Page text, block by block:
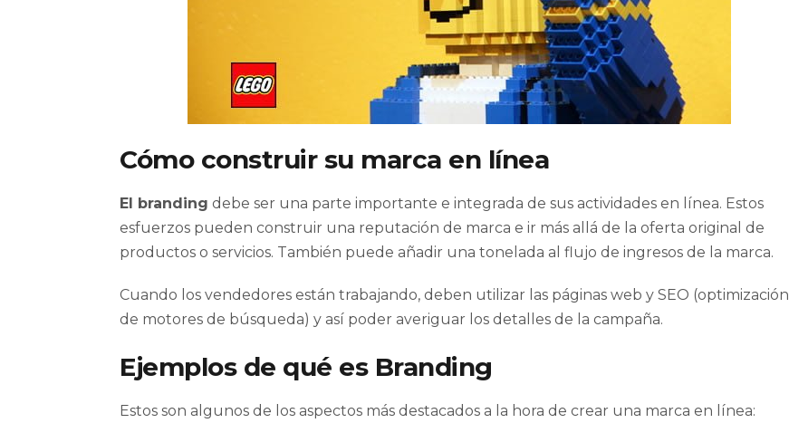
Cómo construir su marca en línea
El branding debe ser una parte importante e integrada de sus actividades en línea. Estos
esfuerzos pueden construir una reputación de marca e ir más allá de la oferta original de
productos o servicios. También puede añadir una tonelada al flujo de ingresos de la marca.
Cuando los vendedores están trabajando, deben utilizar las páginas web y SEO (optimización
de motores de búsqueda) y así poder averiguar los detalles de la campaña.
Ejemplos de qué es Branding
Estos son algunos de los aspectos más destacados a la hora de crear una marca en línea: